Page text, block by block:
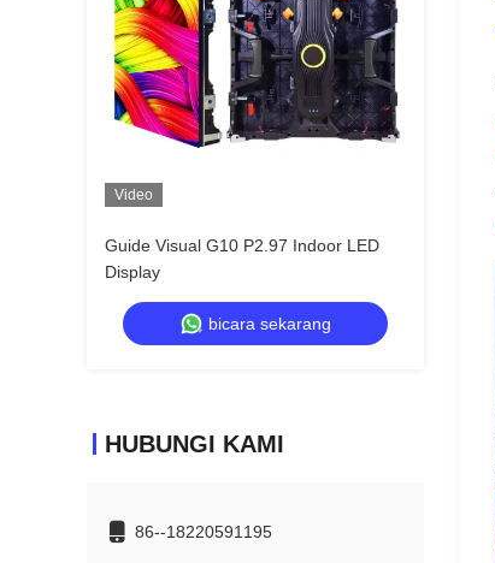
Video
Guide Visual G10 P2.97 Indoor LED
Display
bicara sekarang
HUBUNGI KAMI
86--18220591195